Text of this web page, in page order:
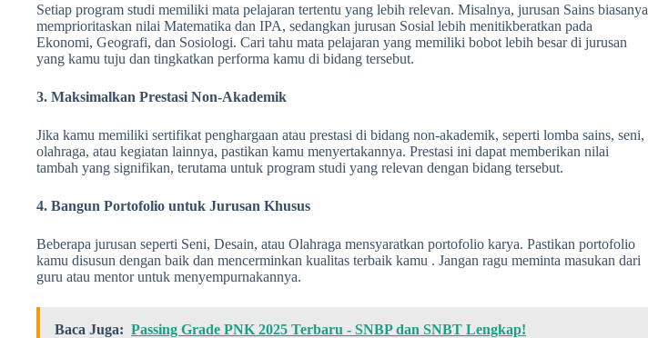
Setiap program studi memiliki mata pelajaran tertentu yang lebih relevan. Misalnya, jurusan Sains biasanya
memprioritaskan nilai Matematika dan IPA, sedangkan jurusan Sosial lebih menitikberatkan pada
Ekonomi, Geografi, dan Sosiologi. Cari tahu mata pelajaran yang memiliki bobot lebih besar di jurusan
yang kamu tuju dan tingkatkan performa kamu di bidang tersebut.
3. Maksimalkan Prestasi Non-Akademik
Jika kamu memiliki sertifikat penghargaan atau prestasi di bidang non-akademik, seperti lomba sains, seni,
olahraga, atau kegiatan lainnya, pastikan kamu menyertakannya. Prestasi ini dapat memberikan nilai
tambah yang signifikan, terutama untuk program studi yang relevan dengan bidang tersebut.
4. Bangun Portofolio untuk Jurusan Khusus
Beberapa jurusan seperti Seni, Desain, atau Olahraga mensyaratkan portofolio karya. Pastikan portofolio
kamu disusun dengan baik dan mencerminkan kualitas terbaik kamu . Jangan ragu meminta masukan dari
guru atau mentor untuk menyempurnakannya.
Baca Juga: Passing Grade PNK 2025 Terbaru - SNBP dan SNBT Lengkap!